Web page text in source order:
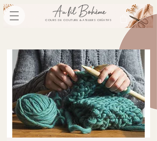
COURS DE COUTURE & ATELIERS CRÉATIFS